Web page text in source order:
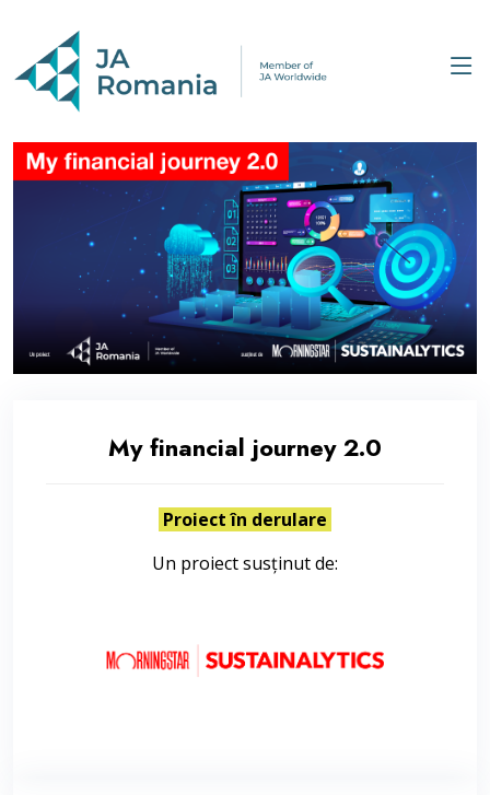
My financial journey 2.0
Proiect în derulare
Un proiect susținut de: